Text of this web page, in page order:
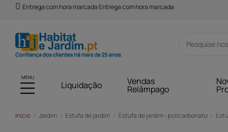
Entrega com hora marcada Entrega com hora marcada
MENU
Liquidação Vendas
Relâmpago
Início Jardim Estufa de jardim Estufa de jardim - policarbonato